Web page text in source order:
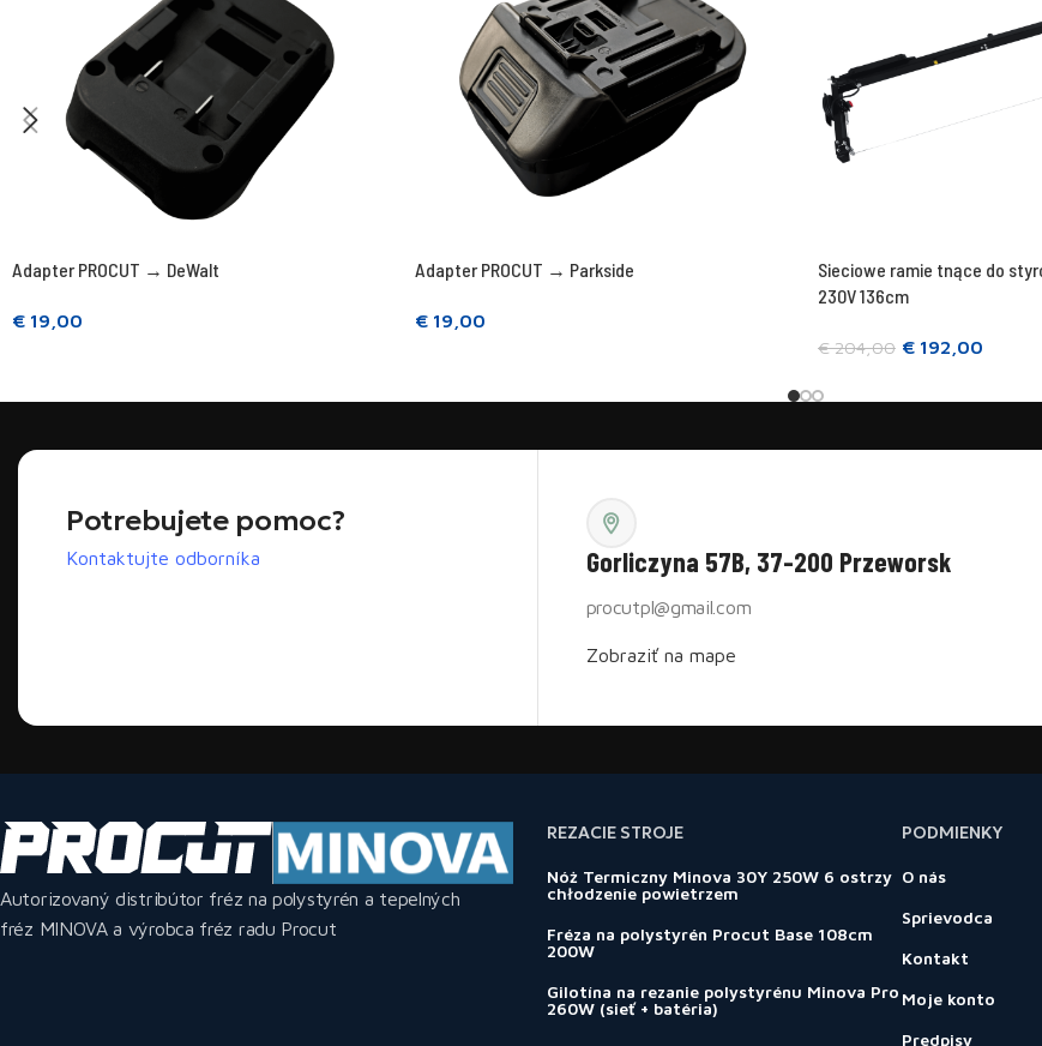
Adapter PROCUT → DeWalt
€ 19,00
Adapter PROCUT → Parkside
€ 19,00
Sieciowe ramie tnące do
230V 136cm
€204,00 € 192,00
Potrebujete pomoc?
Kontaktujte odborníka Gorliczyna 57B, 37-200 Przeworsk
procutpl@gmail.com
Zobraziť na mape
Autorizovaný distribútor fréz na polystyrén a tepelných
fréz MINOVA a výrobca fréz radu Procut
REZACIE STROJE
Nóż Termiczny Minova 30Y 250W 6 ostrzy
chłodzenie powietrzem
Fréza na polystyrén Procut Base 108cm
200W
Gilotína na rezanie polystyrénu Minova Pro
260W (sieť + batéria)
PODMIENKY
O nás
Sprievodca
Kontakt
Moje konto
Predpisy